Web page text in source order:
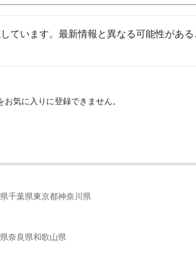
ています。最新情報と異なる可能性があ
気に入りに登録できません。
千葉県東京都神奈川県
奈良県和歌山県